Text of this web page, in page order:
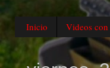
Inicio Videos